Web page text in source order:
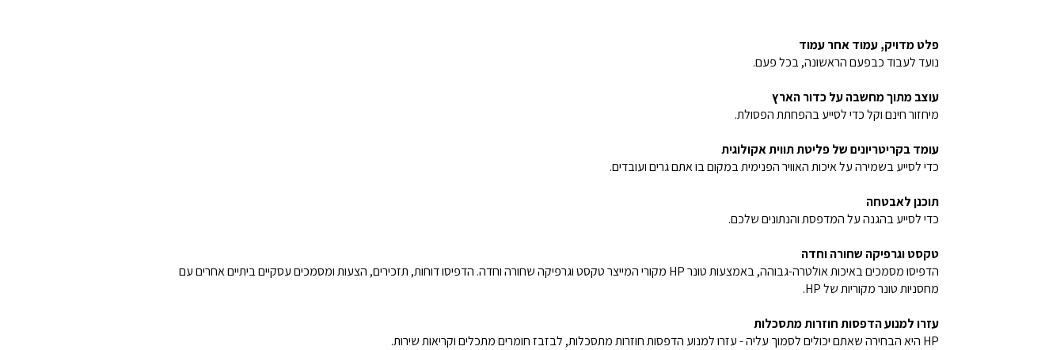
פלט מדויק, עמוד אחר עמוד
נועד לעבוד כבפעם הראשונה, בכל פעם.
עוצב מתוך מחשבה על כדור הארץ
מיחזור חינם וקל כדי לסייע בהפחתת הפסולת.
עומד בקריטריונים של פליטת תווית אקולוגית
כדי לסייע בשמירה על איכות האוויר הפנימית במקום בו אתם גרים ועובדים.
תוכנן לאבטחה
כדי לסייע בהגנה על המדפסת והנתונים שלכם.
טקסט וגרפיקה שחורה וחדה
הדפיסו מסמכים באיכות אולטרה-גבוהה, באמצעות טונר HP מקורי המייצר טקסט וגרפיקה שחורה וחדה. הדפיסו דוחות, תזכירים, הצעות ומסמכים עסקיים ביתיים אחרים עם
מחסניות טונר מקוריות של HP.
עזרו למנוע הדפסות חוזרות מתסכלות
HP היא הבחירה שאתם יכולים לסמוך עליה - עזרו למנוע הדפסות חוזרות מתסכלות, לבזבז חומרים מתכלים וקריאות שירות.